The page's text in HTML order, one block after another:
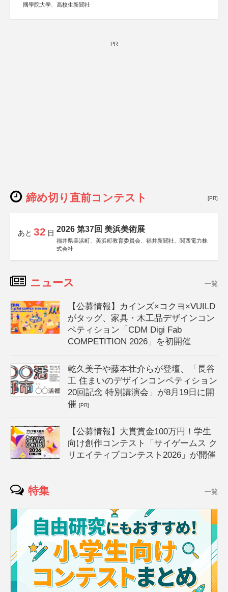
國學院大學、高校生新聞社
PR
締め切り直前コンテスト [PR]
あと 32 日 2026 第37回 美浜美術展
福井県美浜町、美浜町教育委員会、福井新聞社、関西電力株
式会社
ニュース 一覧
【公募情報】カインズ×コクヨ×VUILD
がタッグ、家具・木工品デザインコン
ペティション「CDM Digi Fab
COMPETITION 2026」を初開催
乾久美子や藤本壮介らが登壇、「長谷
工 住まいのデザインコンペティション
20回記念 特別講演会」が8月19日に開
催[PR]
【公募情報】大賞賞金100万円！学生
向け創作コンテスト「サイゲームス ク
リエイティブコンテスト2026」が開催
特集 一覧